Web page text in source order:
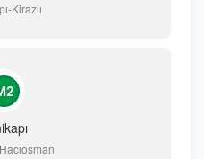
Kirazlı